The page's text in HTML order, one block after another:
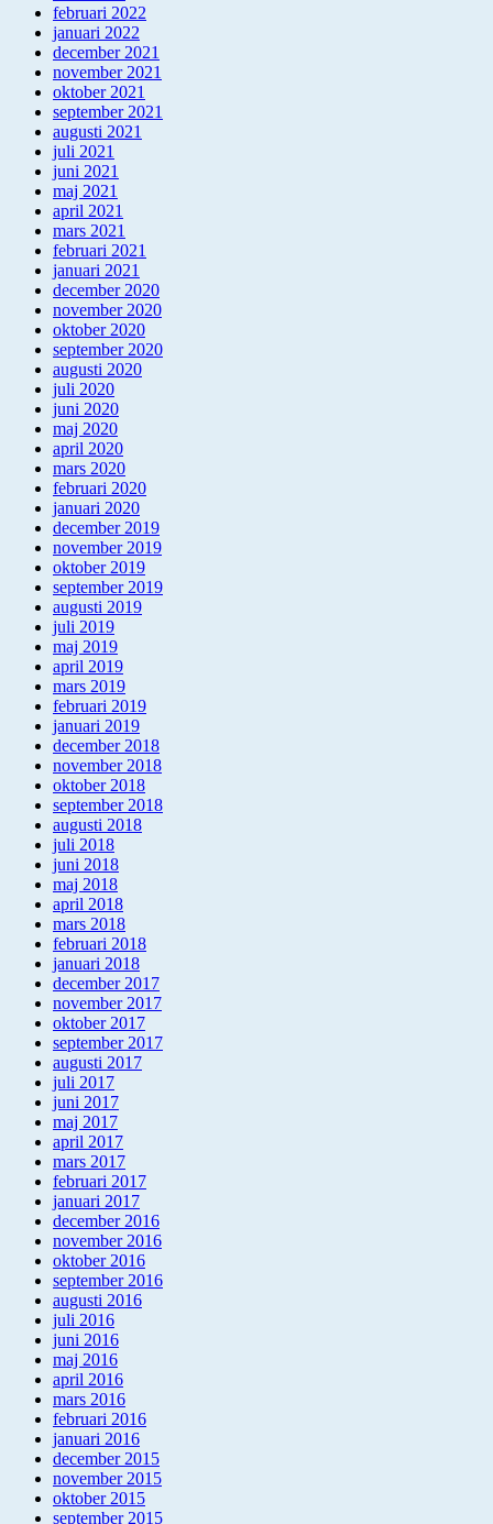
februari 2022
januari 2022
december 2021
november 2021
oktober 2021
september 2021
augusti 2021
juli 2021
juni 2021
maj 2021
april 2021
mars 2021
februari 2021
januari 2021
december 2020
november 2020
oktober 2020
september 2020
augusti 2020
juli 2020
juni 2020
maj 2020
april 2020
mars 2020
februari 2020
januari 2020
december 2019
november 2019
oktober 2019
september 2019
augusti 2019
juli 2019
maj 2019
april 2019
mars 2019
februari 2019
januari 2019
december 2018
november 2018
oktober 2018
september 2018
augusti 2018
juli 2018
juni 2018
maj 2018
april 2018
mars 2018
februari 2018
januari 2018
december 2017
november 2017
oktober 2017
september 2017
augusti 2017
juli 2017
juni 2017
maj 2017
april 2017
mars 2017
februari 2017
januari 2017
december 2016
november 2016
oktober 2016
september 2016
augusti 2016
juli 2016
juni 2016
maj 2016
april 2016
mars 2016
februari 2016
januari 2016
december 2015
november 2015
oktober 2015
september 2015